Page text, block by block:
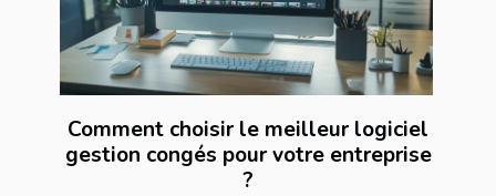
Comment choisir le meilleur logiciel
gestion congés pour votre entreprise
?